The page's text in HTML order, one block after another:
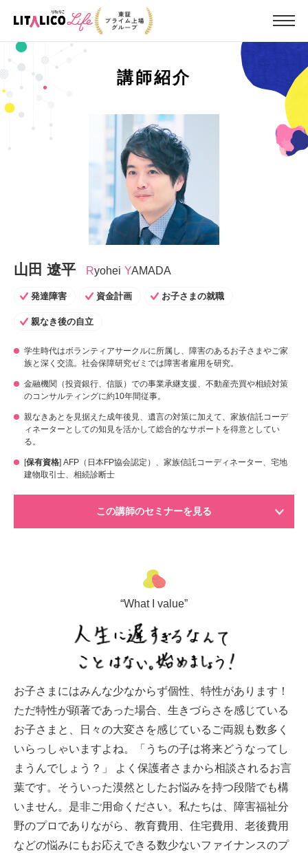
講師紹介
山田 遼平 RYohei YAMADA
発達障害 資金計画 お子さまの就職
親なき後の自立
学生時代はボランティアサークルに所属し、障害のあるお子さまやご家
族と深く交流。社会保障研究ゼミでは障害者雇用を研究。
金融機関（投資銀行、信販）での事業承継支援、不動産売買や相続対策
のコンサルティングに約10年間従事。
親なきあとを見据えた成年後見、遺言の対策に加えて、家族信託コーデ
ィネーターとしての知見を活かして総合的なサポートを得意としてい
る。
[保有資格] AFP（日本FP協会認定）、家族信託コーディネーター、宅地
建物取引士、相続診断士
この講師のセミナーを見る
“What I value”
お子さまにはみんな少なからず個性、特性があります！
ただ特性が顕著であった場合、生きづらさを感じている
お子さまと、日々の大変さを感じているご両親も数多く
いらっしゃいますよね。「うちの子は将来どうなってし
まうんでしょう？」 よく保護者さまから相談されるお言
葉です。そういった漠然としたお悩みを持つ段階でも構
いません。是非ご用命ください。私たちは、障害福祉分
野のプロでありながら、教育費用、住宅費用、老後費用
などの悩みにもお応えできる数少ないファイナンスのプ